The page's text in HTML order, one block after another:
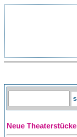
Neue Theaterstücke